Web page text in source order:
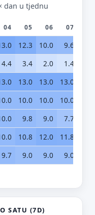
dan u tjednu
04 05 06 07
12.3 10.0 9.6
4.4 3.4 2.0 1.4
13.0 13.0 13.0
10.0 10.0 10.0
9.8 9.0 7.7
10.8 12.0 11.8
9.7 9.0 9.0 9.0
SATU (7D)